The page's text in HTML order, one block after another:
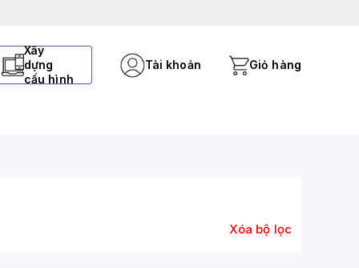
Xây
dựng
cấu hình
Tài khoản Giỏ hàng
Xóa bộ lọc